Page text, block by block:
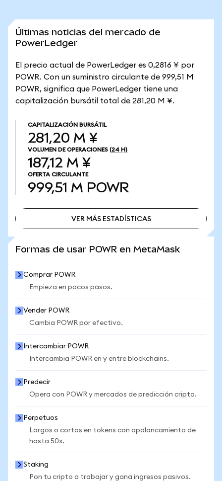
Últimas noticias del mercado de
PowerLedger
El precio actual de PowerLedger es 0,2816 ¥ por
POWR. Con un suministro circulante de 999,51 M
POWR, significa que PowerLedger tiene una
capitalización bursátil total de 281,20 M ¥.
CAPITALIZACIÓN BURSÁTIL
281,20 M ¥
VOLUMEN DE OPERACIONES (24 H)
187,12 M ¥
OFERTA CIRCULANTE
999,51 M POWR
VER MÁS ESTADÍSTICAS
Formas de usar POWR en MetaMask
Comprar POWR
Empieza en pocos pasos.
Vender POWR
Cambia POWR por efectivo.
Intercambiar POWR
Intercambia POWR en y entre blockchains.
Predecir
Opera con POWR y mercados de predicción cripto.
Perpetuos
Largos o cortos en tokens con apalancamiento de
hasta 50x.
Staking
Pon tu cripto a trabajar y gana ingresos pasivos.